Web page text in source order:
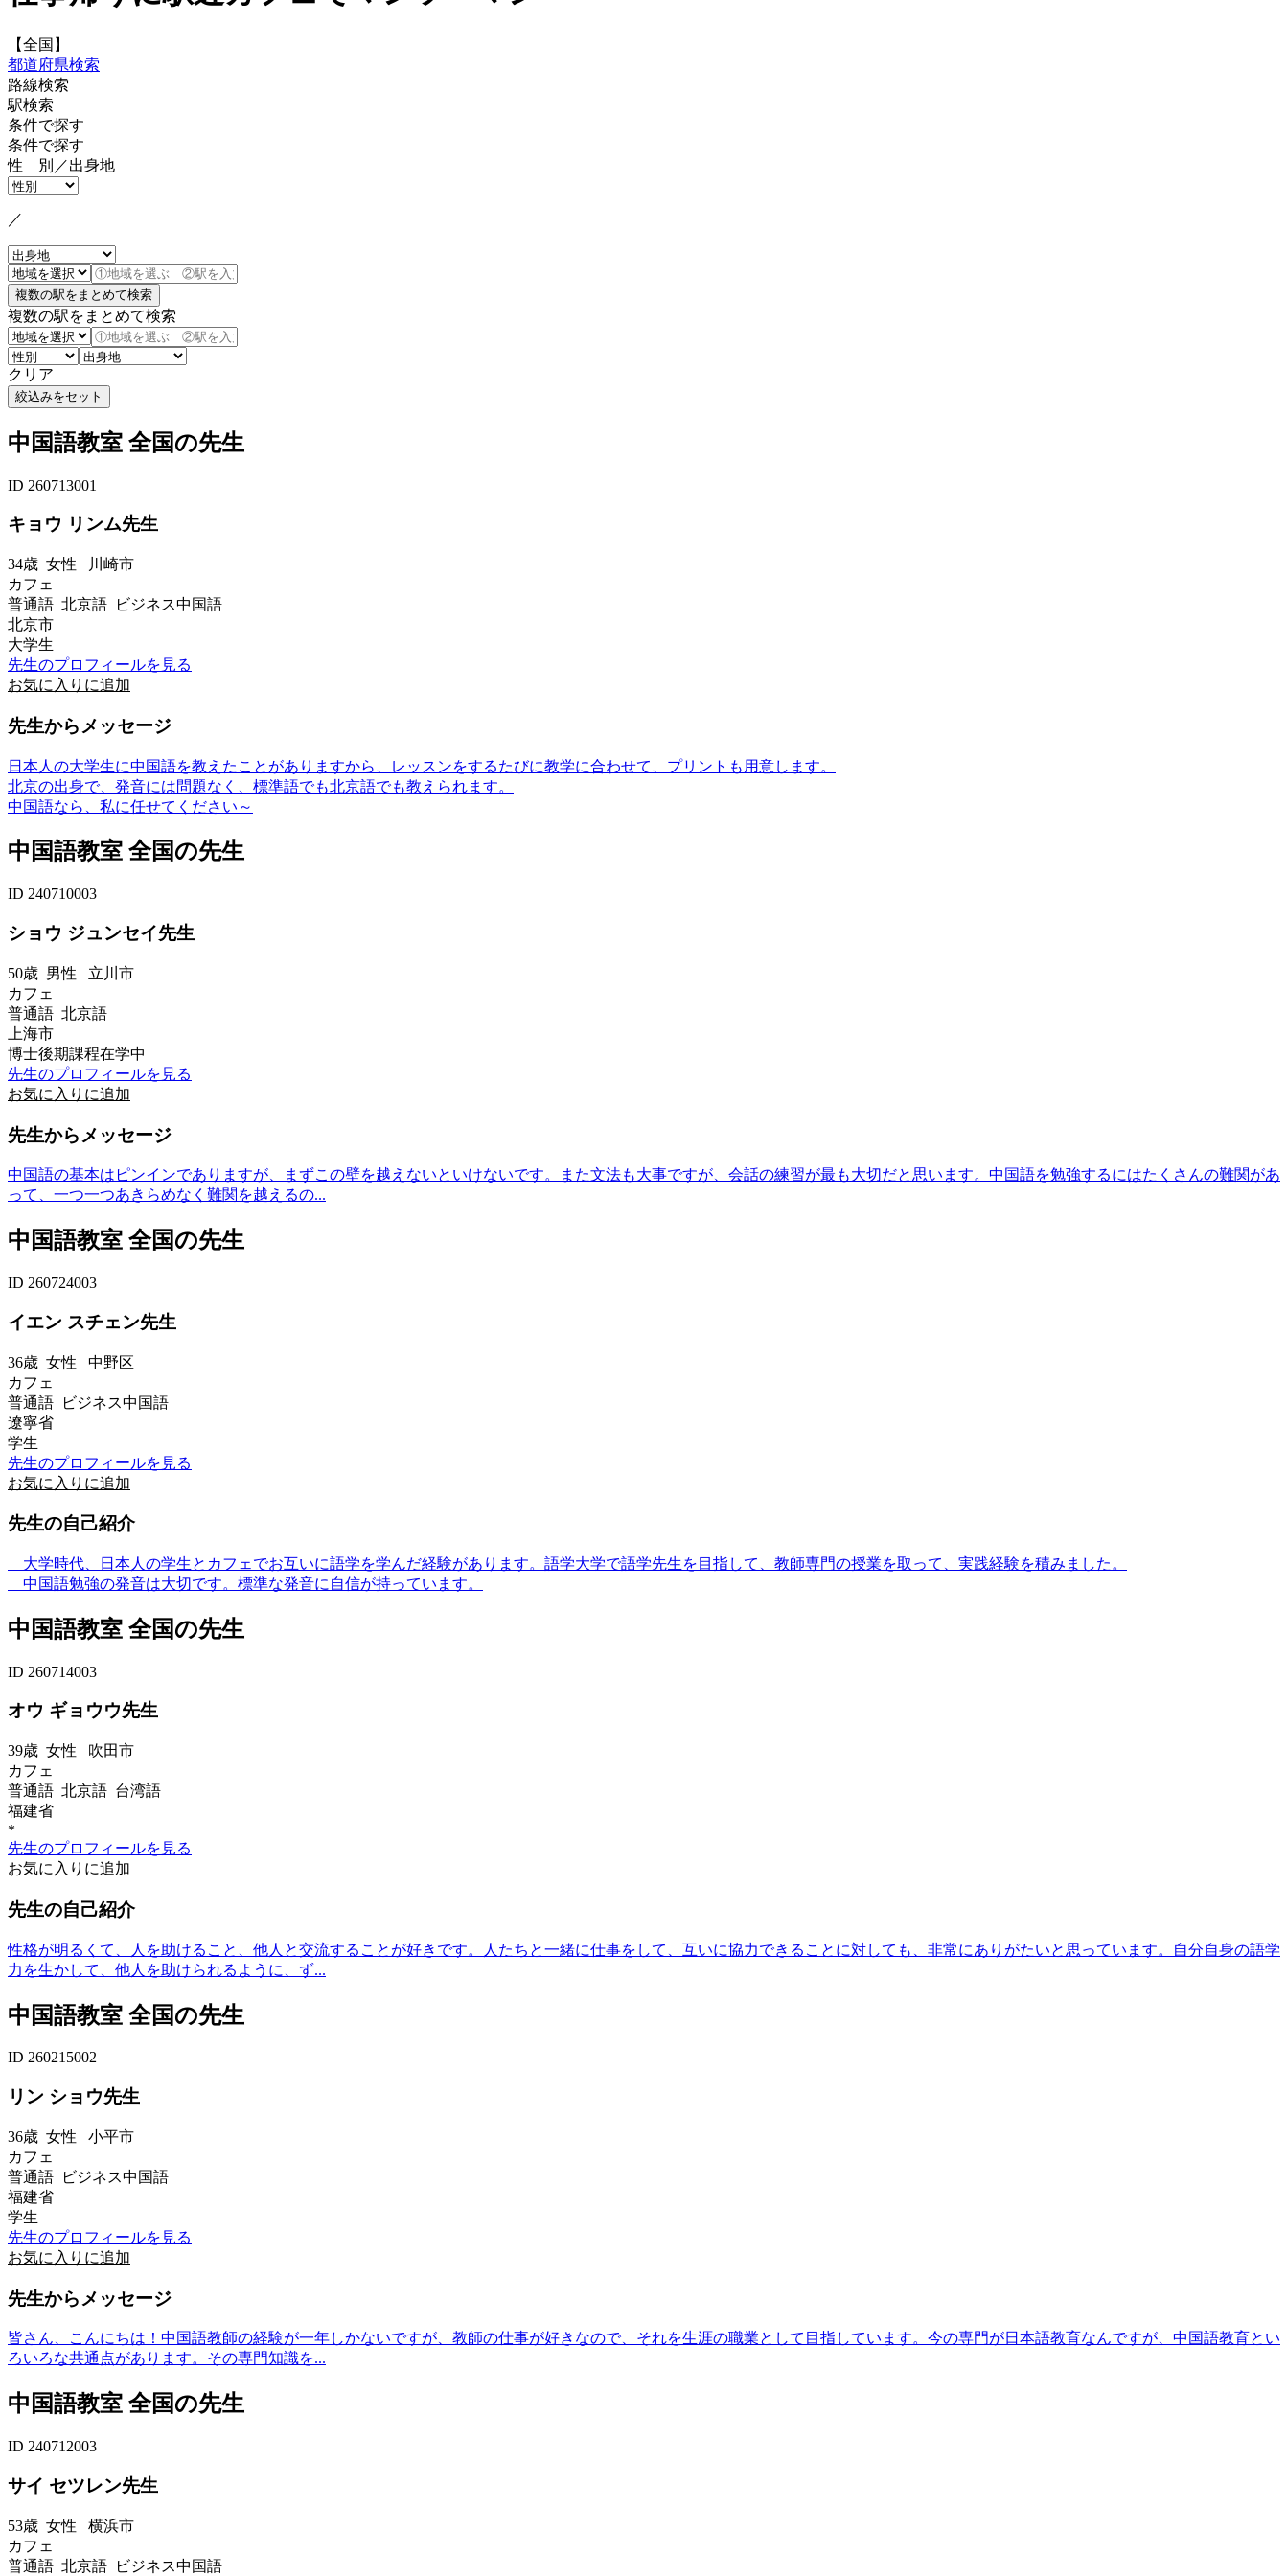
【全国】
都道府県検索
路線検索
駅検索
条件で探す
条件で探す
性 別／出身地
／
複数の駅をまとめて検索
クリア
中国語教室 全国の先生
ID 260713001
キョウ リンム先生
34歳 女性 川崎市
カフェ
普通語 北京語 ビジネス中国語
北京市
大学生
先生のプロフィールを見る
お気に入りに追加
先生からメッセージ
日本人の大学生に中国語を教えたことがありますから、レッスンをするたびに教学に合わせて、プリントも用意します。
北京の出身で、発音には問題なく、標準語でも北京語でも教えられます。
中国語なら、私に任せてください～
中国語教室 全国の先生
ID 240710003
ショウ ジュンセイ先生
50歳 男性 立川市
カフェ
普通語 北京語
上海市
博士後期課程在学中
先生のプロフィールを見る
お気に入りに追加
先生からメッセージ
中国語の基本はピンインでありますが、まずこの壁を越えないといけないです。また文法も大事ですが、会話の練習が最も大切だと思います。中国語を勉強するにはたくさんの難関があ
って、一つ一つあきらめなく難関を越えるの...
中国語教室 全国の先生
ID 260724003
イエン スチェン先生
36歳 女性 中野区
カフェ
普通語 ビジネス中国語
遼寧省
学生
先生のプロフィールを見る
お気に入りに追加
先生の自己紹介
大学時代、日本人の学生とカフェでお互いに語学を学んだ経験があります。語学大学で語学先生を目指して、教師専門の授業を取って、実践経験を積みました。
中国語勉強の発音は大切です。標準な発音に自信が持っています。
中国語教室 全国の先生
ID 260714003
オウ ギョウウ先生
39歳 女性 吹田市
カフェ
普通語 北京語 台湾語
福建省
*
先生のプロフィールを見る
お気に入りに追加
先生の自己紹介
性格が明るくて、人を助けること、他人と交流することが好きです。人たちと一緒に仕事をして、互いに協力できることに対しても、非常にありがたいと思っています。自分自身の語学
力を生かして、他人を助けられるように、ず...
中国語教室 全国の先生
ID 260215002
リン ショウ先生
36歳 女性 小平市
カフェ
普通語 ビジネス中国語
福建省
学生
先生のプロフィールを見る
お気に入りに追加
先生からメッセージ
皆さん、こんにちは！中国語教師の経験が一年しかないですが、教師の仕事が好きなので、それを生涯の職業として目指しています。今の専門が日本語教育なんですが、中国語教育とい
ろいろな共通点があります。その専門知識を...
中国語教室 全国の先生
ID 240712003
サイ セツレン先生
53歳 女性 横浜市
カフェ
普通語 北京語 ビジネス中国語